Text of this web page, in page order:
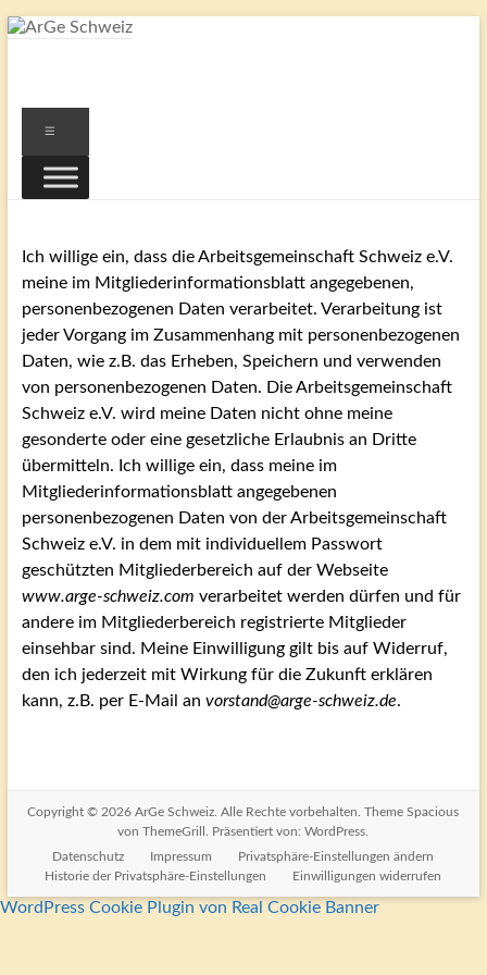
Zum
Schweiz
…
eine
Freunden
Schweizer
Briefmarken
Ich willige ein, dass die Arbeitsgemeinschaft Schweiz e.V.
meine im Mitgliederinformationsblatt angegebenen,
personenbezogenen Daten verarbeitet. Verarbeitung ist
jeder Vorgang im Zusammenhang mit personenbezogenen
Daten, wie z.B. das Erheben, Speichern und verwenden
von personenbezogenen Daten. Die Arbeitsgemeinschaft
Schweiz e.V. wird meine Daten nicht ohne meine
gesonderte oder eine gesetzliche Erlaubnis an Dritte
übermitteln. Ich willige ein, dass meine im
Mitgliederinformationsblatt angegebenen
personenbezogenen Daten von der Arbeitsgemeinschaft
Schweiz e.V. in dem mit individuellem Passwort
geschützten Mitgliederbereich auf der Webseite
www.arge-schweiz.com verarbeitet werden dürfen und für
andere im Mitgliederbereich registrierte Mitglieder
einsehbar sind. Meine Einwilligung gilt bis auf Widerruf,
den ich jederzeit mit Wirkung für die Zukunft erklären
kann, z.B. per E-Mail an vorstand@arge-schweiz.de.
Copyright © 2026ArGe Schweiz . Alle Rechte vorbehalten. ThemeSpacious
von ThemeGrill. Präsentiert von:WordPress
Datenschutz
Impressum
Privatsphäre-Einstellungen ändern
Historie der Privatsphäre-Einstellungen
Einwilligungen widerrufen
WordPress Cookie Plugin von Real Cookie Banner